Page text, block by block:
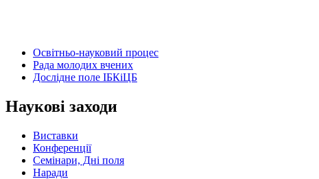
Освітньо-науковий процес
Рада молодих вчених
Дослідне поле ІБКіЦБ
Наукові заходи
Виставки
Конференції
Семінари, Дні поля
Наради